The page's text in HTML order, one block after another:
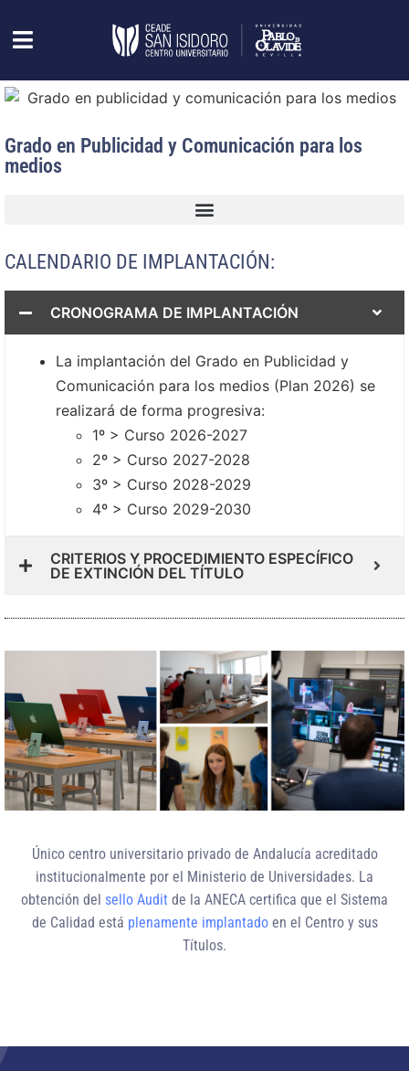
Grado en Publicidad y Comunicación para los
medios
CALENDARIO DE IMPLANTACIÓN:
CRONOGRAMA DE IMPLANTACIÓN
La implantación del Grado en Publicidad y
Comunicación para los medios (Plan 2026) se
realizará de forma progresiva:
1º > Curso 2026-2027
2º > Curso 2027-2028
3º > Curso 2028-2029
4º > Curso 2029-2030
CRITERIOS Y PROCEDIMIENTO ESPECÍFICO
DE EXTINCIÓN DEL TÍTULO
Único centro universitario privado de Andalucía acreditado
institucionalmente por el Ministerio de Universidades. La
obtención del sello Audit de la ANECA certifica que el Sistema
de Calidad está plenamente implantadoen el Centro y sus
Títulos.